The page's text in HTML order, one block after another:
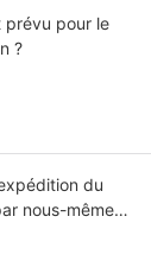
prévu pour le
?
du
nous-mêmes